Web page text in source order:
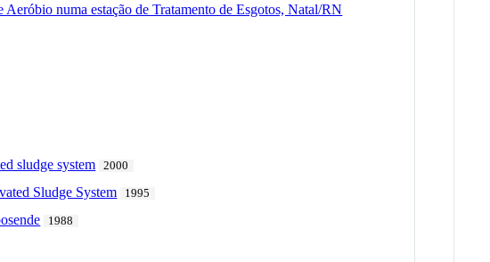
numa estação de Tratamento de Esgotos, Natal/RN
sludge system 2000
Sludge System 1995
1988